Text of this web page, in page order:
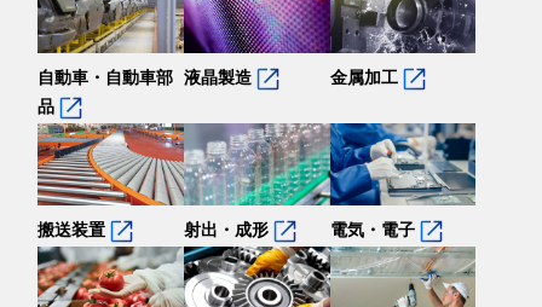
自動車・自動車部
品
液晶製造 金属加工
搬送装置 射出・成形 電気・電子